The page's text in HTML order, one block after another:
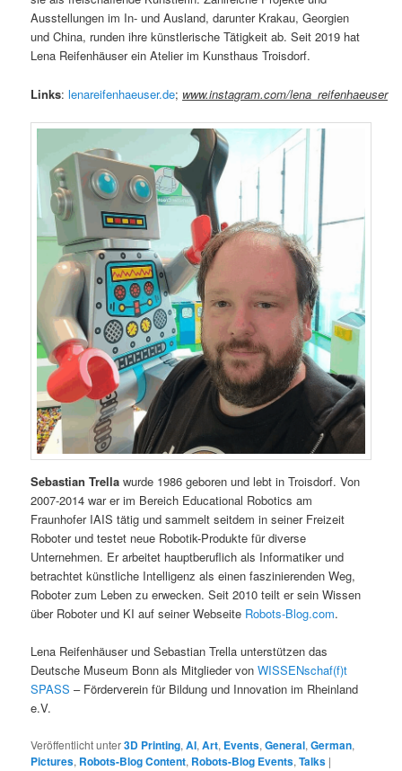
Ausstellungen im In- und Ausland, darunter Krakau, Georgien
und China, runden ihre künstlerische Tätigkeit ab. Seit 2019 hat
Lena Reifenhäuser ein Atelier im Kunsthaus Troisdorf.
Links:lenareifenhaeuser.de; www.instagram.com/lena_reifenhaeuser
Sebastian Trella wurde 1986 geboren und lebt in Troisdorf. Von
2007-2014 war er im Bereich Educational Robotics am
Fraunhofer IAIS tätig und sammelt seitdem in seiner Freizeit
Roboter und testet neue Robotik-Produkte für diverse
Unternehmen. Er arbeitet hauptberuflich als Informatiker und
betrachtet künstliche Intelligenz als einen faszinierenden Weg,
Roboter zum Leben zu erwecken. Seit 2010 teilt er sein Wissen
über Roboter und KI auf seiner Webseite Robots-Blog.com.
Lena Reifenhäuser und Sebastian Trella unterstützen das
Deutsche Museum Bonn als Mitglieder vonWISSENschaf(f)t
SPASS – Förderverein für Bildung und Innovation im Rheinland
e.V.
Veröffentlicht unter3D Printing,AI,Art, Events,General,German,
Pictures, Robots-Blog Content, Robots-Blog Events,Talks |